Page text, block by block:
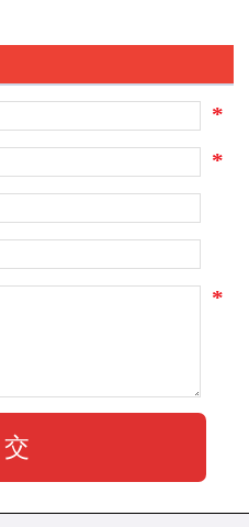
，产品质量不断提
服务。本公司愿与您
*
*
*